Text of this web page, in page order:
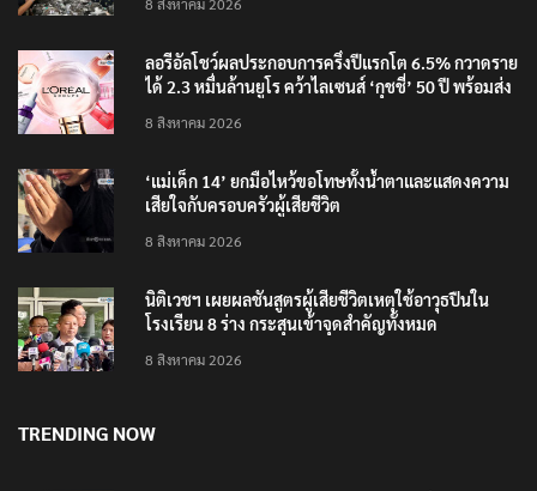
8 สิงหาคม 2026
ลอรีอัลโชว์ผลประกอบการครึ่งปีแรกโต 6.5% กวาดราย
ได้ 2.3 หมื่นล้านยูโร คว้าไลเซนส์ ‘กุชชี่’ 50 ปี พร้อมส่ง
8 สิงหาคม 2026
‘แม่เด็ก 14’ ยกมือไหว้ขอโทษทั้งน้ำตาและแสดงความ
เสียใจกับครอบครัวผู้เสียชีวิต
8 สิงหาคม 2026
นิติเวชฯ เผยผลชันสูตรผู้เสียชีวิตเหตุใช้อาวุธปืนใน
โรงเรียน 8 ร่าง กระสุนเข้าจุดสำคัญทั้งหมด
8 สิงหาคม 2026
TRENDING NOW